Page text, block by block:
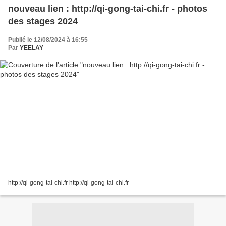
nouveau lien : http://qi-gong-tai-chi.fr - photos
des stages 2024
Publié le 12/08/2024 à 16:55
Par YEELAY
http://qi-gong-tai-chi.fr http://qi-gong-tai-chi.fr